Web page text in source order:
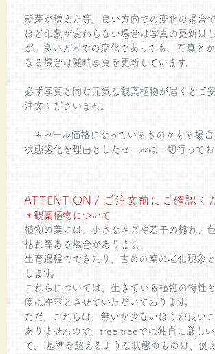
新芽が増えた等、良い方向での変化の場合
ほど印象が変わらない場合は写真の更新は
が、良い方向での変化であっても、写真と
なる場合は随時写真を更新しています。
必ず写真と同じ元気な観葉植物が届くとご
注文くださいませ。
＊セール価格になっているものがある場合
状態劣化を理由としたセールは一切行ってお
ATTENTION / ご注文前にご確認く
＊観葉植物について
植物の葉には、小さなキズや若干の縮れ、
枯れ等ある場合があります。
生育過程でできたり、古めの葉の老化現象
します。
これらについては、生きている植物の特性
度は許容とさせていただいております。
ただ、これらは、無いか少ないほうが良い
ありませんので、tree treeでは独自に厳し
て、 基準を超えるような状態のものは、例